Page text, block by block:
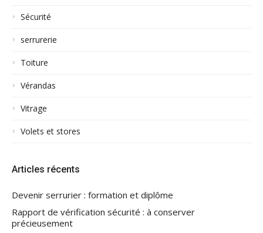
Sécurité
serrurerie
Toiture
Vérandas
Vitrage
Volets et stores
Articles récents
Devenir serrurier : formation et diplôme
Rapport de vérification sécurité : à conserver
précieusement